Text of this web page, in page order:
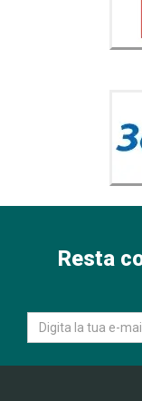
Resta